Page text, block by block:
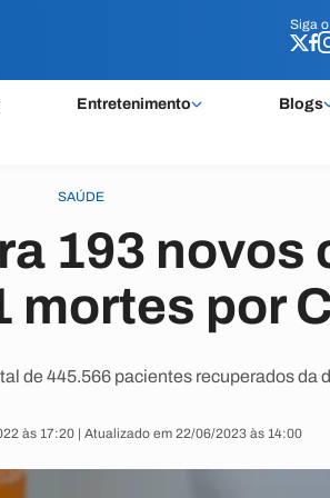
Siga o
Entretenimento Blogs
Siga o
SAÚDE
193 novos
mortes por
de 445.566 pacientes recuperados da
às 17:20 | Atualizado em 22/06/2023 às 14:00